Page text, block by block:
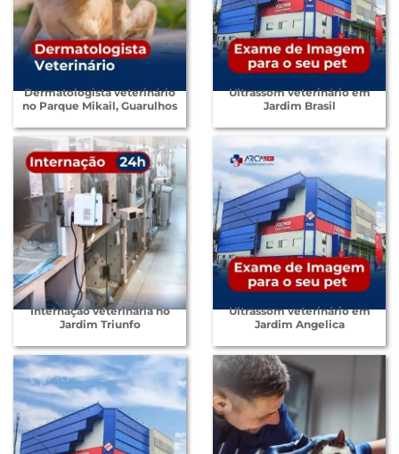
Dermatologista veterinário
no Parque Mikail, Guarulhos
Ultrassom veterinário em
Jardim Brasil
Internação veterinária no
Jardim Triunfo
Ultrassom veterinário em
Jardim Angelica